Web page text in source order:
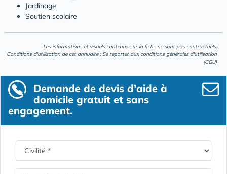
Jardinage
Soutien scolaire
Les informations et visuels contenus sur la fiche ne sont pas contractuels.
Conditions d'utilisation de cet annuaire : Se reporter aux conditions générales d'utilisation
(CGU)
Demande de devis d’aide à
domicile gratuit et sans
engagement.